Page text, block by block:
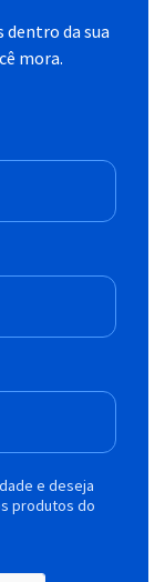
dentro da sua
mora.
e deseja
produtos do